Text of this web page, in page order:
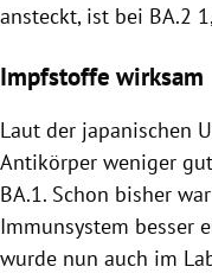
ansteckt, ist bei BA.2
Impfstoffe wirksam
Laut der japanischen
Antikörper weniger
BA.1. Schon bisher
Immunsystem besser
wurde nun auch im